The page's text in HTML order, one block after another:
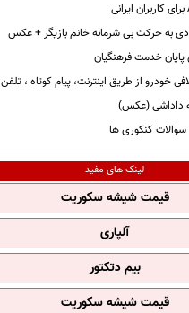
به حرکت بی شرمانه خانم بازیگر + عکس
خودرو از طریق اینترنت، پیام کوتاه ، تلفن
داداشی (عکس)
کنکوری ها
لینک های مفید
قیمت شیشه سکوریت
آلپاری
بیم دتکتور
قیمت شیشه سکوریت